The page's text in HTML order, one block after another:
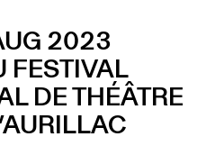
2023
FESTIVAL
DE THÉÂTRE